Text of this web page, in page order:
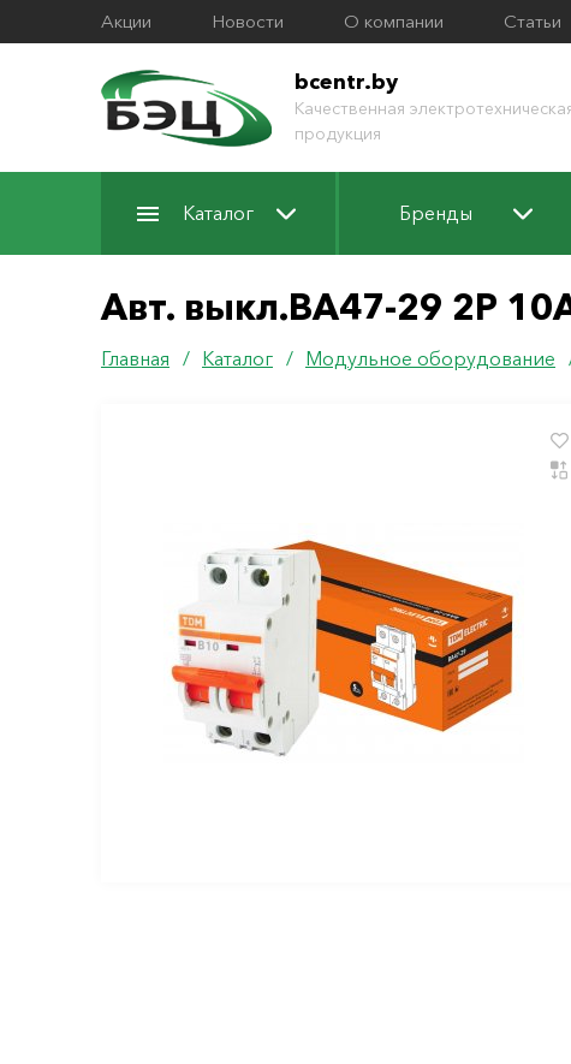
Акции Новости О компании Статьи
bcentr.by
Качественная
продукция
Каталог Бренды
Авт. выкл.ВА47-29 2Р
Главная / Каталог / Модульное оборудование